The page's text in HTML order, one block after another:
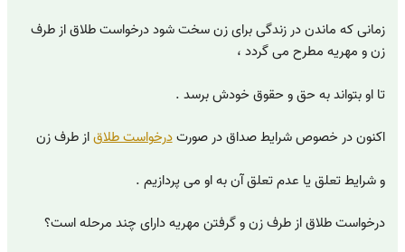
زمانی که ماندن در زندگی برای زن سخت شود درخواست طلاق از طرف
زن و مهریه مطرح می گردد ،
تا او بتواند به حق و حقوق خودش برسد .
اکنون در خصوص شرایط صداق در صورتدرخواست طلاقاز طرف زن
و شرایط تعلق یا عدم تعلق آن به او می پردازیم .
درخواست طلاق از طرف زن و گرفتن مهریه دارای چند مرحله است؟